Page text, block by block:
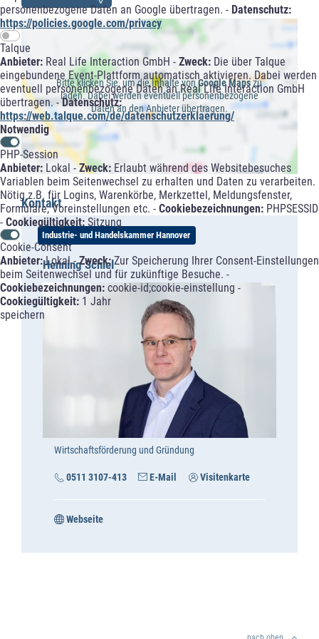
personenbezogene Daten an Google übertragen. - Datenschutz:
https://policies.google.com/privacy
Talque
Anbieter: Real Life Interaction GmbH - Zweck: Die über Talque
eingebundene Event-Plattform automatisch aktivieren. Dabei werden
eventuell personenbezogene Daten an Real Life Interaction GmbH
übertragen. -Datenschutz:
https://web.talque.com/de/datenschutzerklaerung/
Notwendig
PHP-Session
Anbieter: Lokal -Zweck: Erlaubt während des Websitebesuches
Variablen beim Seitenwechsel zu erhalten und Daten zu verarbeiten.
Nötig z.B. für Logins, Warenkörbe, Merkzettel, Meldungsfenster,
Formulare, Voreinstellungen etc. - Cookiebezeichnungen: PHPSESSID
- Cookiegültigkeit: Sitzung
Cookie-Consent
Anbieter:Lokal -Zweck:Zur Speicherung Ihrer Consent-Einstellungen
beim Seitenwechsel und für zukünftige Besuche. -
Cookiebezeichnungen: cookie-id;cookie-einstellung -
Cookiegültigkeit: 1 Jahr
speichern
Bitte klicken Sie, um die Inhalte vonGoogle Mapszu
laden. Dabei werden eventuell personenbezogene
Daten an den Anbieter übertragen.
Kontakt
Industrie- und Handelskammer Hannover
Henning Schiel
Wirtschaftsförderung und Gründung
0511 3107-413 E-Mail Visitenkarte
Webseite